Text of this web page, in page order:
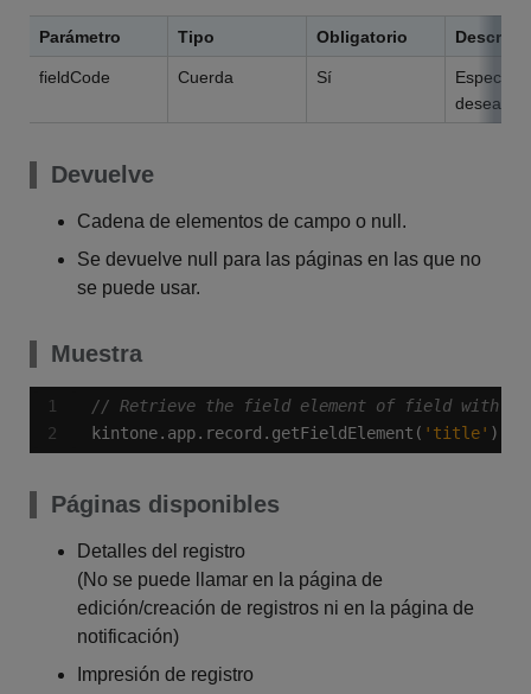
Parámetro Tipo Obligatorio
fieldCode Cuerda Sí
desea
Devuelve
Cadena de elementos de campo o null.
Se devuelve null para las páginas en las que no
se puede usar.
Muestra
kintone.app.record.getFieldElement( 'title' );
Páginas disponibles
Detalles del registro
(No se puede llamar en la página de
edición/creación de registros ni en la página de
notificación)
Impresión de registro